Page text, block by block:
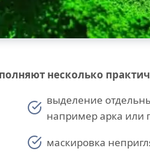
несколько
выделение
например арка или
маскировка